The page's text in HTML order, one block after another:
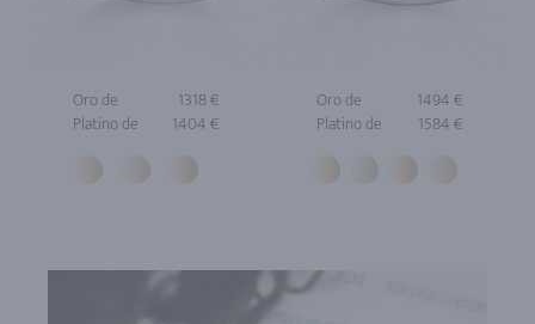
Oro de
1318 €
Platino de
1404 €
Oro de
1494 €
Platino de
1584 €